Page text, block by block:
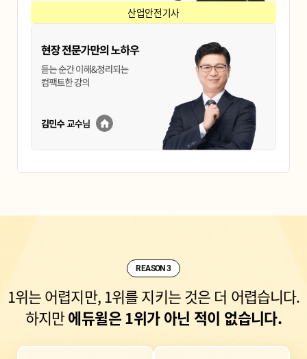
산업안전기사
REASON 3
1위는 어렵지만, 1위를 지키는 것은 더 어렵습니다.
하지만에듀윌은 1위가 아닌 적이 없습니다.